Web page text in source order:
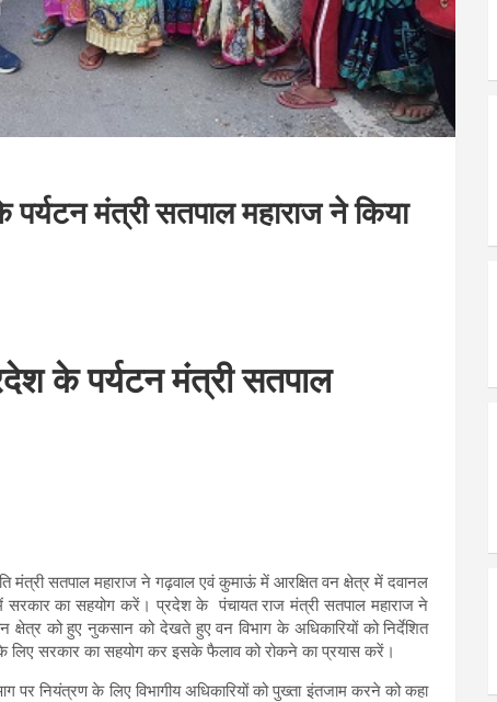
मंत्री सतपाल महाराज ने किया
के पर्यटनमंत्री सतपाल
मंत्री सतपाल महाराज ने गढ़वाल एवं कुमाऊं में आरक्षित वन क्षेत्र में दवानल
सरकार का सहयोग करें। प्रदेश के पंचायत राज मंत्री सतपाल महाराज ने
को हुए नुकसान को देखते हुए वन विभाग के अधिकारियों को निर्देशित
सरकार का सहयोग कर इसके फैलाव को रोकने का प्रयास करें।
नियंत्रण के लिए विभागीय अधिकारियों को पुख्ता इंतजाम करने को कहा